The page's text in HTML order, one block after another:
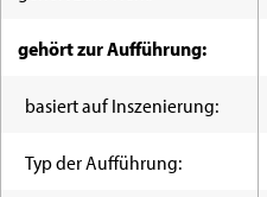
gehört zur Aufführung:
basiert auf Inszenierung:
Typ der Aufführung: